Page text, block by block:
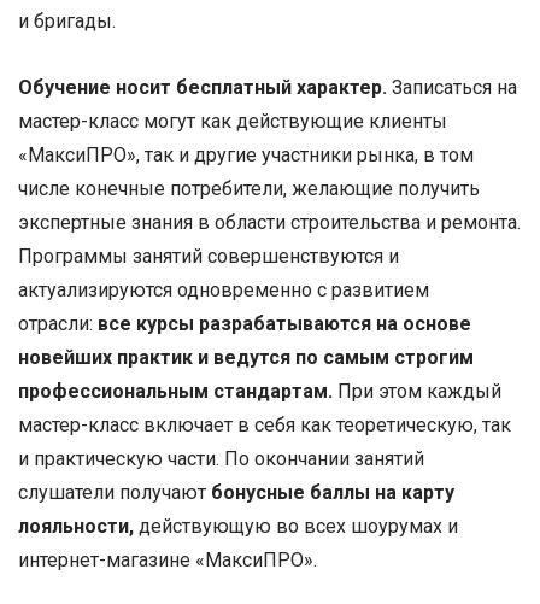
и бригады.
Обучение носит бесплатный характер. Записаться на
мастер-класс могут как действующие клиенты
«МаксиПРО», так и другие участники рынка, в том
числе конечные потребители, желающие получить
экспертные знания в области строительства и ремонта.
Программы занятий совершенствуются и
актуализируются одновременно с развитием
отрасли: все курсы разрабатываются на основе
новейших практик и ведутся по самым строгим
профессиональным стандартам. При этом каждый
мастер-класс включает в себя как теоретическую, так
и практическую части. По окончании занятий
слушатели получают бонусные баллы на карту
лояльности, действующую во всех шоурумах и
интернет-магазине «МаксиПРО».